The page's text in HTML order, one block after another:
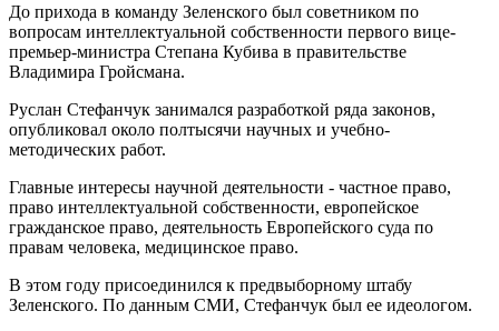
До прихода в команду Зеленского был советником по
вопросам интеллектуальной собственности первого вице-
премьер-министра Степана Кубива в правительстве
Владимира Гройсмана.
Руслан Стефанчук занимался разработкой ряда законов,
опубликовал около полтысячи научных и учебно-
методических работ.
Главные интересы научной деятельности - частное право,
право интеллектуальной собственности, европейское
гражданское право, деятельность Европейского суда по
правам человека, медицинское право.
В этом году присоединился к предвыборному штабу
Зеленского. По данным СМИ, Стефанчук был ее идеологом.